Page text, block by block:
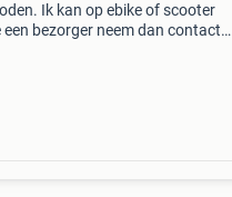
Ik kan op ebike of scooter
een bezorger neem dan contact